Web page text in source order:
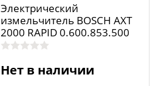
Электрический
измельчитель BOSCH AXT
2000 RAPID 0.600.853.500
Нет в наличии